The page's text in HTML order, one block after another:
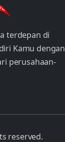
terdepan di
Kamu dengan
perusahaan-
reserved.